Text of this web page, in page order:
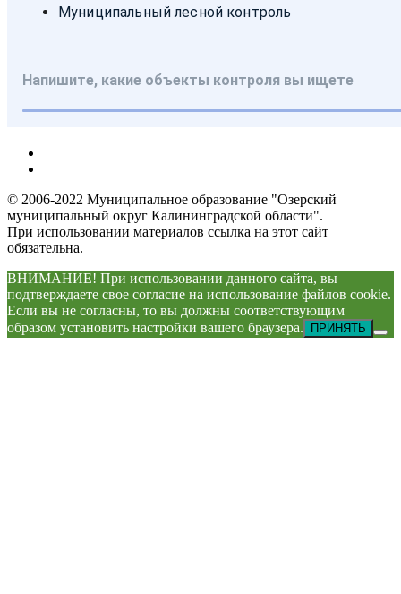
© 2006-2022 Муниципальное образование "Озерский
муниципальный округ Калининградской области".
При использовании материалов ссылка на этот сайт
обязательна.
ВНИМАНИЕ! При использовании данного сайта, вы
подтверждаете свое согласие на использование файлов cookie.
Если вы не согласны, то вы должны соответствующим
образом установить настройки вашего браузера.
ПРИНЯТЬ